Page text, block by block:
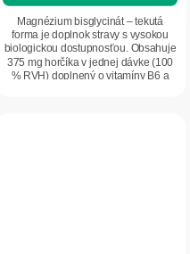
Magnézium bisglycinát – tekutá
forma je doplnok stravy s vysokou
biologickou dostupnosťou. Obsahuje
375 mg horčíka v jednej dávke (100
% RVH) doplnený o vitamíny B6 a